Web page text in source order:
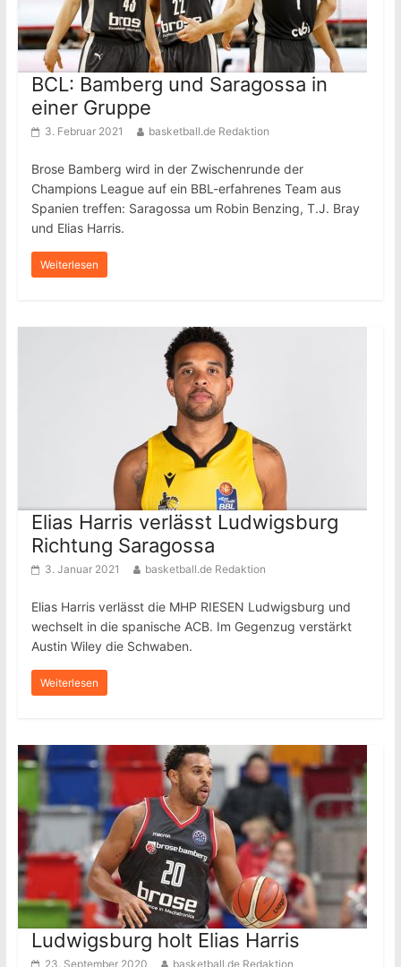
BCL: Bamberg und Saragossa in
einer Gruppe
3. Februar 2021 basketball.de Redaktion
Brose Bamberg wird in der Zwischenrunde der
Champions League auf ein BBL-erfahrenes Team aus
Spanien treffen: Saragossa um Robin Benzing, T.J. Bray
und Elias Harris.
Weiterlesen
Elias Harris verlässt Ludwigsburg
Richtung Saragossa
3. Januar 2021 basketball.de Redaktion
Elias Harris verlässt die MHP RIESEN Ludwigsburg und
wechselt in die spanische ACB. Im Gegenzug verstärkt
Austin Wiley die Schwaben.
Weiterlesen
Ludwigsburg holt Elias Harris
23. September 2020 basketball.de Redaktion